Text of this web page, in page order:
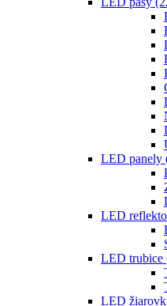
LED panely
LED
LED trubice
LED